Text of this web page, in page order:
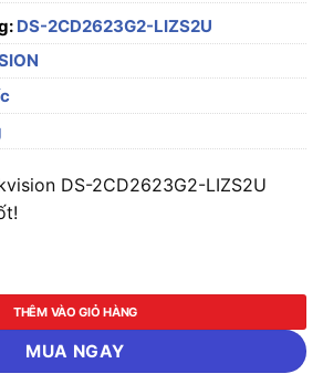
DS-2CD2623G2-LIZS2U
DS-2CD2623G2-LIZS2U
DS-2CD2623G2-LIZS2U số lượng
THÊM VÀO GIỎ HÀNG
MUA NGAY